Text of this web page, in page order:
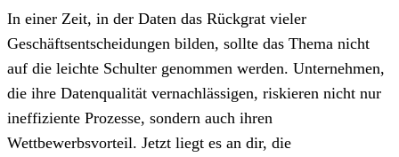
In einer Zeit, in der Daten das Rückgrat vieler
Geschäftsentscheidungen bilden, sollte das Thema nicht
auf die leichte Schulter genommen werden. Unternehmen,
die ihre Datenqualität vernachlässigen, riskieren nicht nur
ineffiziente Prozesse, sondern auch ihren
Wettbewerbsvorteil. Jetzt liegt es an dir, die